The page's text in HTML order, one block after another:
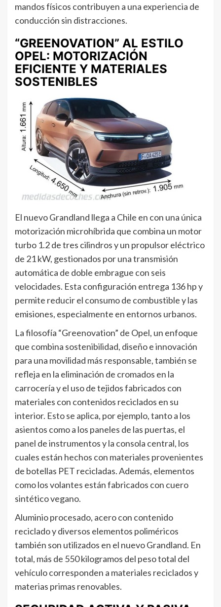
mandos físicos contribuyen a una experiencia de
conducción sin distracciones.
“GREENOVATION” AL ESTILO
OPEL: MOTORIZACIÓN
EFICIENTE Y MATERIALES
SOSTENIBLES
El nuevo Grandland llega a Chile en con una única
motorización microhíbrida que combina un motor
turbo 1.2 de tres cilindros y un propulsor eléctrico
de 21 kW, gestionados por una transmisión
automática de doble embrague con seis
velocidades. Esta configuración entrega 136 hp y
permite reducir el consumo de combustible y las
emisiones, especialmente en entornos urbanos.
La filosofía “Greenovation” de Opel, un enfoque
que combina sostenibilidad, diseño e innovación
para una movilidad más responsable, también se
refleja en la eliminación de cromados en la
carrocería y el uso de tejidos fabricados con
materiales con contenidos reciclados en su
interior. Esto se aplica, por ejemplo, tanto a los
asientos como a los paneles de las puertas, el
panel de instrumentos y la consola central, los
cuales están hechos con materiales provenientes
de botellas PET recicladas. Además, elementos
como los volantes están fabricados con cuero
sintético vegano.
Aluminio procesado, acero con contenido
reciclado y diversos elementos poliméricos
también son utilizados en el nuevo Grandland. En
total, más de 550 kilogramos del peso total del
vehículo corresponden a materiales reciclados y
materias primas renovables.